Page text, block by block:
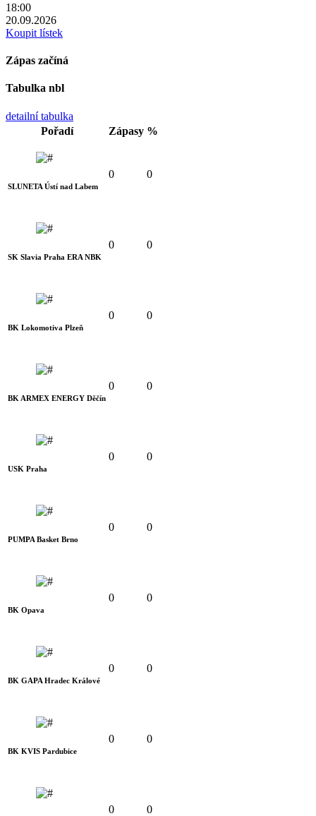
18:00
20.09.2026
Koupit lístek
Zápas začíná
Tabulka nbl
detailní tabulka
Pořadí
Zápasy %
SLUNETA Ústí nad Labem
0 0
SK Slavia Praha ERA NBK
0 0
BK Lokomotiva Plzeň
0 0
BK ARMEX ENERGY Děčín
0 0
USK Praha
0 0
PUMPA Basket Brno
0 0
BK Opava
0 0
BK GAPA Hradec Králové
0 0
BK KVIS Pardubice
0 0
0 0